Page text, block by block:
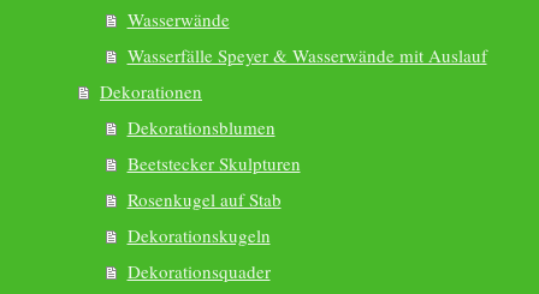
Wasserwände
Wasserfälle Speyer & Wasserwände mit Auslauf
Dekorationen
Dekorationsblumen
Beetstecker Skulpturen
Rosenkugel auf Stab
Dekorationskugeln
Dekorationsquader